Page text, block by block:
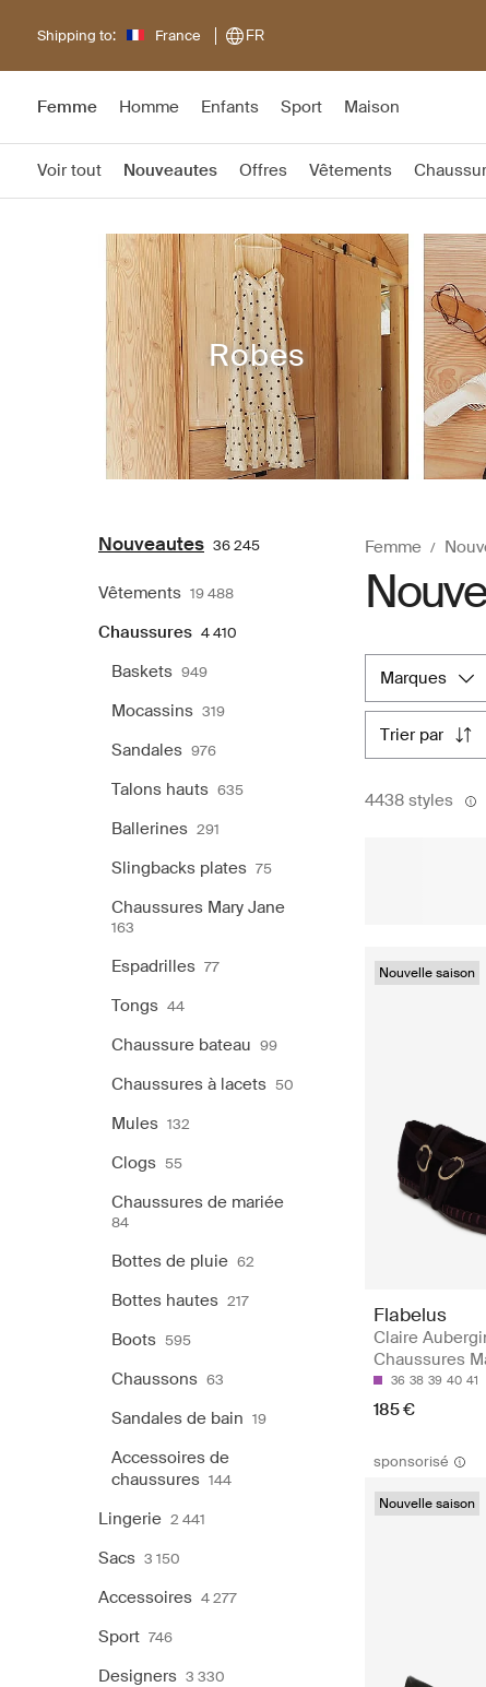
Shipping to: France FR
Femme Homme Enfants Sport Maison
Voir tout Nouveautes Offres Vêtements
Robes
Nouveautes 36 245
Vêtements 19 488
Chaussures 4 410
Baskets 949
Mocassins 319
Sandales 976
Talons hauts 635
Ballerines 291
Slingbacks plates 75
Chaussures Mary Jane
163
Espadrilles 77
Tongs 44
Chaussure bateau 99
Chaussures à lacets 50
Mules 132
Clogs 55
Chaussures de mariée
84
Bottes de pluie 62
Bottes hautes 217
Boots 595
Chaussons 63
Sandales de bain 19
Accessoires de
chaussures 144
Lingerie 2 441
Sacs 3 150
Accessoires 4 277
Sport 746
Designers 3 330
Femme
marques
trier par
4438 styles
Nouvelle saison
Flabelus
Claire
Chaussures
36 38 39 40 41
185 €
sponsorisé
Nouvelle saison